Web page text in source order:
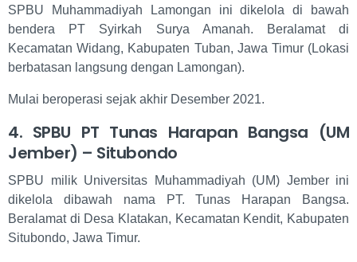
SPBU Muhammadiyah Lamongan ini dikelola di bawah
bendera PT Syirkah Surya Amanah. Beralamat di
Kecamatan Widang, Kabupaten Tuban, Jawa Timur (Lokasi
berbatasan langsung dengan Lamongan).
Mulai beroperasi sejak akhir Desember 2021.
4. SPBU PT Tunas Harapan Bangsa (UM
Jember) – Situbondo
SPBU milik Universitas Muhammadiyah (UM) Jember ini
dikelola dibawah nama PT. Tunas Harapan Bangsa.
Beralamat di Desa Klatakan, Kecamatan Kendit, Kabupaten
Situbondo, Jawa Timur.